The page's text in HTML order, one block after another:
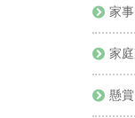
家事
家
懸賞